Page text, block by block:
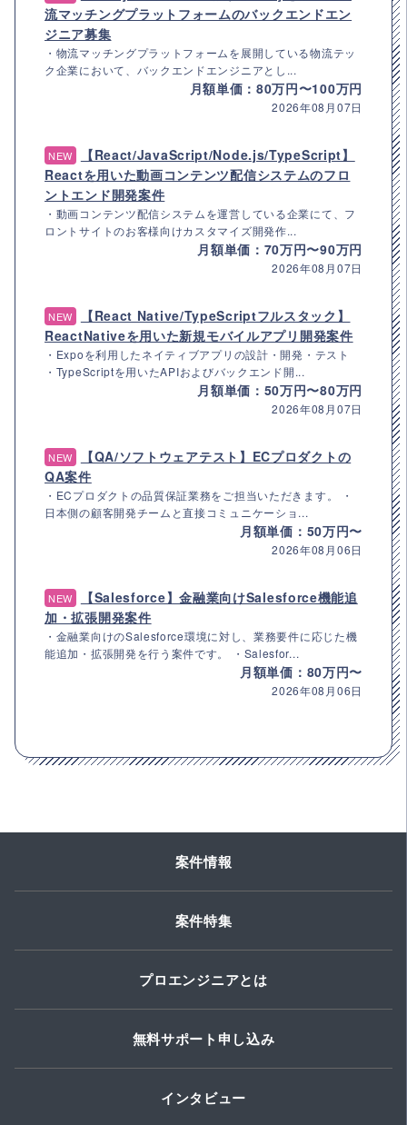
流マッチングプラットフォームのバックエンドエン
ジニア募集
・物流マッチングプラットフォームを展開している物流テッ
ク企業において、バックエンドエンジニアとし...
月額単価：80万円〜100万円
2026年08月07日
NEW
【React/JavaScript/Node.js/TypeScript】
Reactを用いた動画コンテンツ配信システムのフロ
ントエンド開発案件
・動画コンテンツ配信システムを運営している企業にて、フ
ロントサイトのお客様向けカスタマイズ開発作...
月額単価：70万円〜90万円
2026年08月07日
NEW
【React Native/TypeScriptフルスタック】
ReactNativeを用いた新規モバイルアプリ開発案件
・Expoを利用したネイティブアプリの設計・開発・テスト
・TypeScriptを用いたAPIおよびバックエンド開...
月額単価：50万円〜80万円
2026年08月07日
NEW
【QA/ソフトウェアテスト】ECプロダクトの
QA案件
・ECプロダクトの品質保証業務をご担当いただきます。 ・
日本側の顧客開発チームと直接コミュニケーショ...
月額単価：50万円〜
2026年08月06日
NEW
【Salesforce】金融業向けSalesforce機能追
加・拡張開発案件
・金融業向けのSalesforce環境に対し、業務要件に応じた機
能追加・拡張開発を行う案件です。 ・Salesfor...
月額単価：80万円〜
2026年08月06日
案件情報
案件特集
プロエンジニアとは
無料サポート申し込み
インタビュー